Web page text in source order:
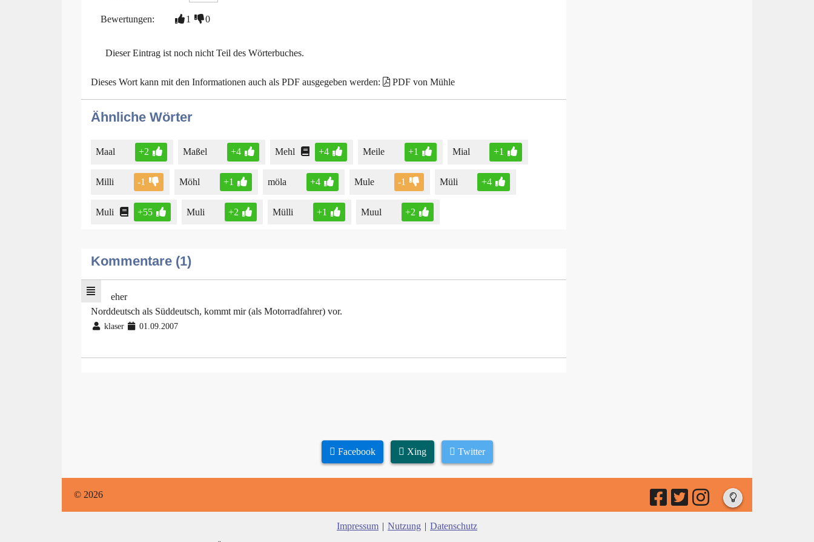
Bewertungen: 1 0
Dieser Eintrag ist noch nicht Teil des Wörterbuches.
Dieses Wort kann mit den Informationen auch als PDF ausgegeben werden: PDF von Mühle
Ähnliche Wörter
Maal +2 Maßel +4 Mehl +4 Meile +1 Mial +1
Milli -1 Möhl +1 möla +4 Mule -1 Müli +4
Muli +55 Muli +2 Mülli +1 Muul +2
Kommentare (1)
eher
Norddeutsch als Süddeutsch, kommt mir (als Motorradfahrer) vor.
klaser 01.09.2007
Facebook Xing Twitter
© 2026
Impressum | Nutzung | Datenschutz